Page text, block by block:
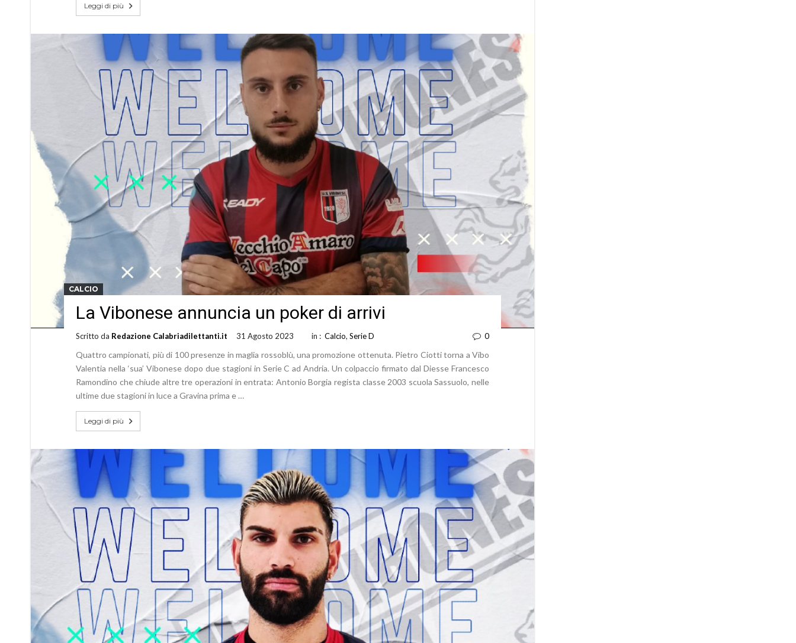
Leggi di più
CALCIO
La Vibonese annuncia un poker di arrivi
Scritto da Redazione Calabriadilettanti.it 31 Agosto 2023 in : Calcio, Serie D 0
Quattro campionati, più di 100 presenze in maglia rossoblù, una promozione ottenuta. Pietro Ciotti torna a Vibo
Valentia nella ‘sua’ Vibonese dopo due stagioni in Serie C ad Andria. Un colpaccio firmato dal Diesse Francesco
Ramondino che chiude altre tre operazioni in entrata: Antonio Borgia regista classe 2003 scuola Sassuolo, nelle
ultime due stagioni in luce a Gravina prima e …
Leggi di più